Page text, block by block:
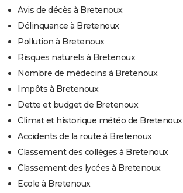
Avis de décès à Bretenoux
Délinquance à Bretenoux
Pollution à Bretenoux
Risques naturels à Bretenoux
Nombre de médecins à Bretenoux
Impôts à Bretenoux
Dette et budget de Bretenoux
Climat et historique météo de Bretenoux
Accidents de la route à Bretenoux
Classement des collèges à Bretenoux
Classement des lycées à Bretenoux
Ecole à Bretenoux